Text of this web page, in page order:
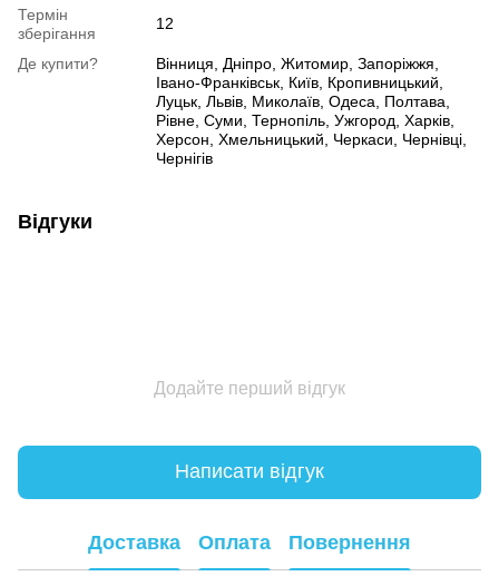
Термін
зберігання
12
Де купити?
Вінниця, Дніпро, Житомир, Запоріжжя,
Івано-Франківськ, Київ, Кропивницький,
Луцьк, Львів, Миколаїв, Одеса, Полтава,
Рівне, Суми, Тернопіль, Ужгород, Харків,
Херсон, Хмельницький, Черкаси, Чернівці,
Чернігів
Відгуки
Додайте перший відгук
Написати відгук
Доставка Оплата Повернення